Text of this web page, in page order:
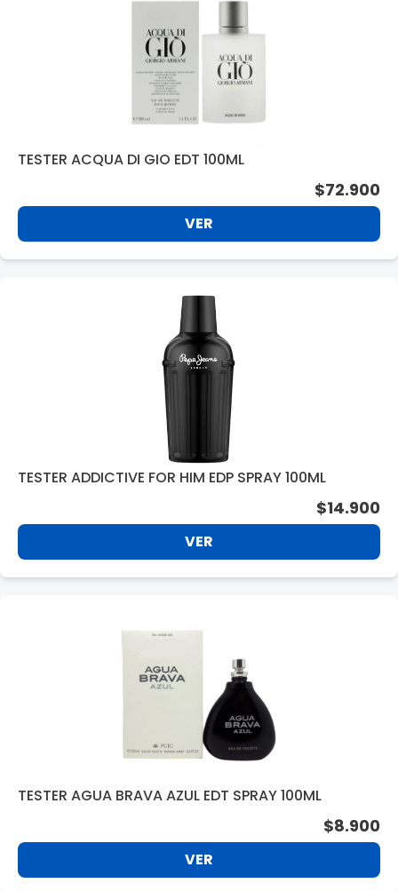
TESTER ACQUA DI GIO EDT 100ML
$72.900
VER
TESTER ADDICTIVE FOR HIM EDP SPRAY 100ML
$14.900
VER
TESTER AGUA BRAVA AZUL EDT SPRAY 100ML
$8.900
VER